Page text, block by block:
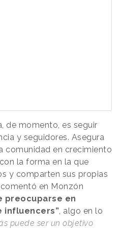
de momento, es seguir
y seguidores. Asegura
comunidad en crecimiento
la forma en la que
y comparten sus propias
en Monzón
preocuparse en
influencers”, algo en lo
puede ser un objetivo